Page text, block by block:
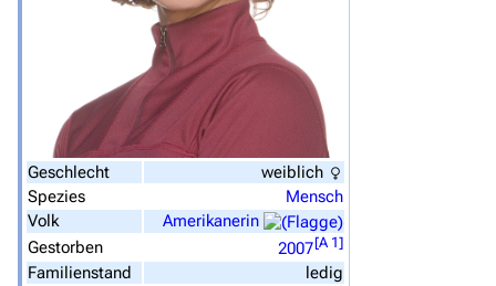
Geschlecht
weiblich
Spezies
Mensch
Volk
Amerikanerin
Gestorben
2007[A 1]
Familienstand
ledig